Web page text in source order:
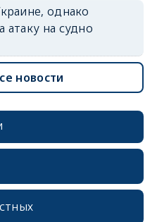
однако
атаку на судно
новости